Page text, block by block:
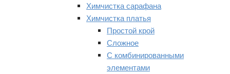
Химчистка сарафана
Химчистка платья
Простой крой
Сложное
С комбинированными
элементами